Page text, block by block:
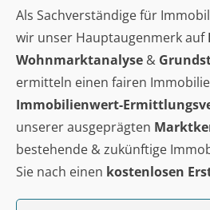
Als Sachverständige für
wir unser Hauptaugenmerk auf
Wohnmarktanalyse &
ermitteln einen fairen
Immobilienwert-
unserer ausgeprägten
bestehende & zukünftige
Sie nach einen kostenlosen